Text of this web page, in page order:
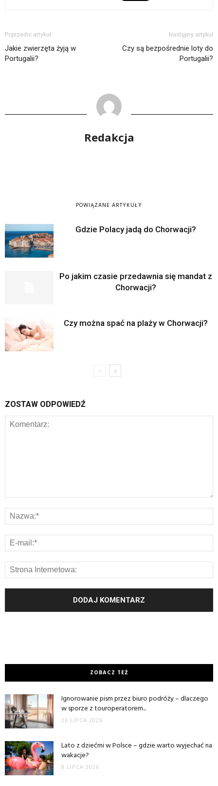
Poprzedni artykuł
Jakie zwierzęta żyją w
Portugalii?
Następny artykuł
Czy są bezpośrednie loty do
Portugalii?
Redakcja
POWIĄZANE ARTYKUŁY
Gdzie Polacy jadą do Chorwacji?
Po jakim czasie przedawnia się mandat z
Chorwacji?
Czy można spać na plaży w Chorwacji?
ZOSTAW ODPOWIEDŹ
ZOBACZ TEŻ
Ignorowanie pism przez biuro podróży – dlaczego
w sporze z touroperatorem...
26 LIPCA 2026
Lato z dziećmi w Polsce – gdzie warto wyjechać na
wakacje?
8 LIPCA 2026